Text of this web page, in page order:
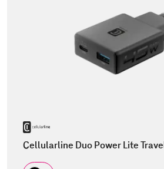
Cellularline Duo Power Lite